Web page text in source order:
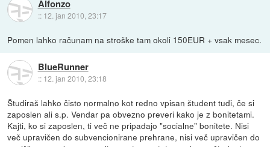
Alfonzo
:: 12. jan 2010, 23:17
Pomen lahko računam na stroške tam okoli 150EUR + vsak mesec.
BlueRunner
:: 12. jan 2010, 23:18
Študiraš lahko čisto normalno kot redno vpisan študent tudi, če si
zaposlen ali s.p. Vendar pa obvezno preveri kako je z bonitetami.
Kajti, ko si zaposlen, ti več ne pripadajo "socialne" bonitete. Nisi
več upravičen do subvencionirane prehrane, nisi več upravičen do